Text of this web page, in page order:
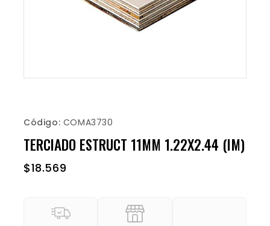
Código: COMA3730
TERCIADO ESTRUCT 11MM 1.22X2.44 (IM)
$18.569